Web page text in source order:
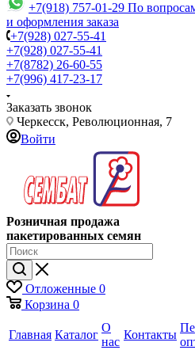
+7(918) 757-01-29 По
и оформления заказа
+7(928) 027-55-41
+7(928) 027-55-41
+7(8782) 26-60-55
+7(996) 417-23-17
Заказать звонок
Черкесск, Революционная, 7
Войти
Розничная продажа
пакетированных семян
Отложенные 0
Корзина 0
Главная Каталог
О
нас
Контакты